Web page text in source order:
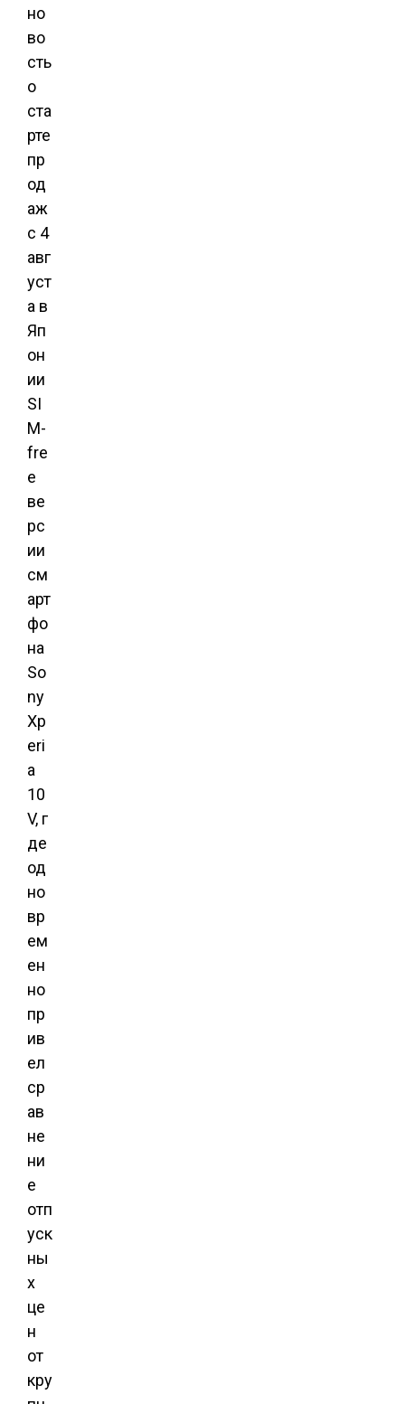
но
во
сть
о
ста
рте
пр
од
аж
с 4
авг
уст
а в
Яп
он
ии
SI
M-
fre
e
ве
рс
ии
см
арт
фо
на
So
ny
Xp
eri
a
10
V, г
де
од
но
вр
ем
ен
но
пр
ив
ел
ср
ав
не
ни
е
отп
уск
ны
х
це
н
от
кру